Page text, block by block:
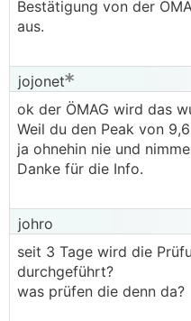
Bestätigung von der
aus.
jojonet
ok der ÖMAG wird das
Weil du den Peak von
ja ohnehin nie und
Danke für die Info.
johro
seit 3 Tage wird die
durchgeführt?
was prüfen die denn da?